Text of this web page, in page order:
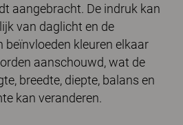
aangebracht. De indruk kan
van daglicht en de
beïnvloeden kleuren elkaar
aanschouwd, wat de
breedte, diepte, balans en
kan veranderen.